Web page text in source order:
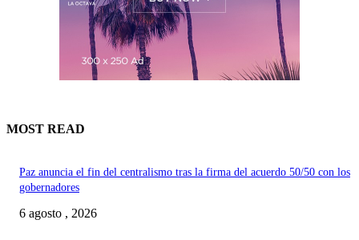
MOST READ
Paz anuncia el fin del centralismo tras la firma del acuerdo 50/50 con los
gobernadores
6 agosto , 2026